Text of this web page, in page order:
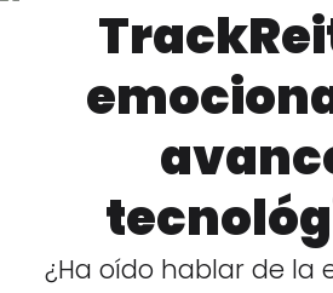
¿Ha oído hablar de la